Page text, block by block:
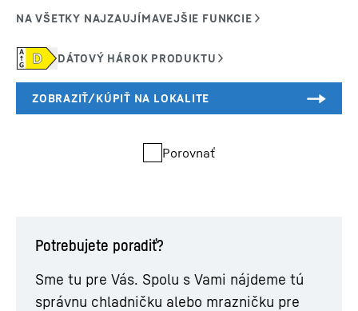
Porovnať
Potrebujete poradiť?
Sme tu pre Vás. Spolu s Vami nájdeme tú
správnu chladničku alebo mrazničku pre